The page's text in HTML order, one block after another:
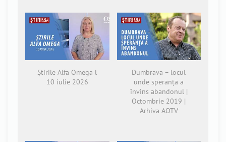
Știrile Alfa Omega l
10 iulie 2026
Dumbrava – locul
unde speranța a
învins abandonul |
Octombrie 2019 |
Arhiva AOTV